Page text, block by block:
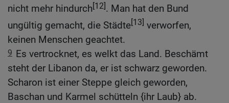
nicht mehr hindurch[12]. Man hat den Bund
ungültig gemacht, die Städte[13] verworfen,
keinen Menschen geachtet.
9 Es vertrocknet, es welkt das Land. Beschämt
steht der Libanon da, er ist schwarz geworden.
Scharon ist einer Steppe gleich geworden,
Baschan und Karmel schütteln {ihr Laub} ab.